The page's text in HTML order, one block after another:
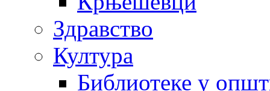
Здравство
Култура
Библиотеке у